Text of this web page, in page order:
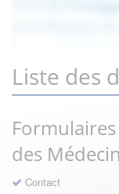
Liste des
des
Contact